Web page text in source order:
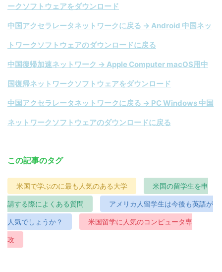
ークソフトウェアをダウンロード
中国アクセラレータネットワークに戻る → Android 中国ネッ
トワークソフトウェアのダウンロードに戻る
中国復帰加速ネットワーク → Apple Computer macOS用中
国復帰ネットワークソフトウェアをダウンロード
中国アクセラレータネットワークに戻る → PC Windows 中国
ネットワークソフトウェアのダウンロードに戻る
この記事のタグ
米国で学ぶのに最も人気のある大学 米国の留学生を申
請する際によくある質問 アメリカ人留学生は今後も英語が
人気でしょうか？ 米国留学に人気のコンピュータ専
攻